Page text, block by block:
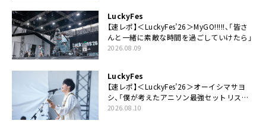
LuckyFes
【速レポ】＜LuckyFes’26＞MyGO!!!!!、「皆さ
んと一緒に素敵な時間を過ごしていけたら」
2026.08.09
LuckyFes
【速レポ】＜LuckyFes’26＞オーイシマサヨ
シ、「僕が考えたアニソン最強セットリスト
で臨みます！」
2026.08.10